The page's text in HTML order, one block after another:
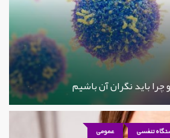
باید نگران آن باشیم
تنفسی عمومی